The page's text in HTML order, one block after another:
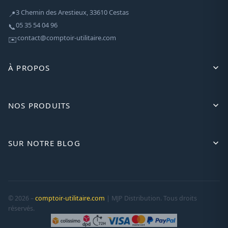
📍3 Chemin des Arestieux, 33610 Cestas
📞05 35 54 04 96
✉️contact@comptoir-utilitaire.com
À PROPOS
NOS PRODUITS
SUR NOTRE BLOG
© 2026 –comptoir-utilitaire.com | MJP Distribution. Tous droits
réservés.